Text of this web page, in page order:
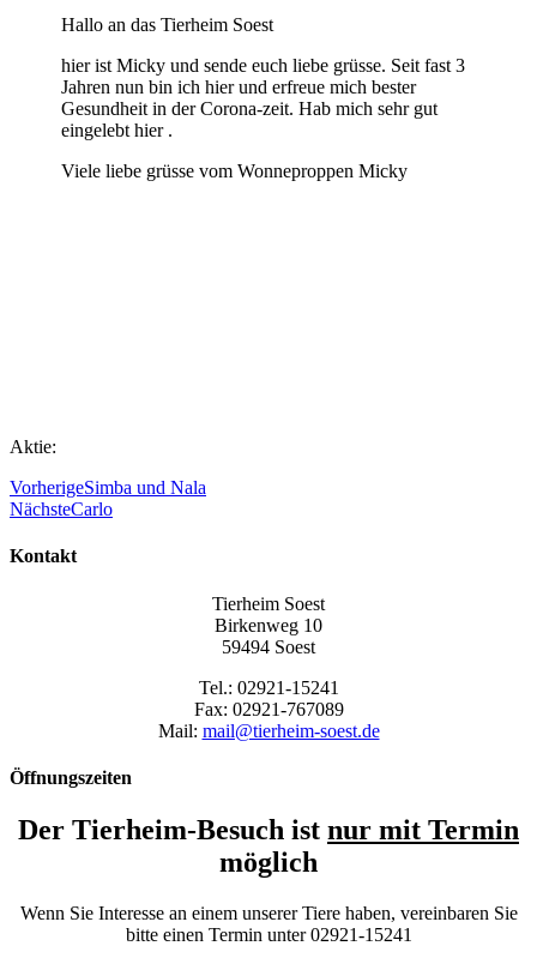
Hallo an das Tierheim Soest
hier ist Micky und sende euch liebe grüsse. Seit fast 3
Jahren nun bin ich hier und erfreue mich bester
Gesundheit in der Corona-zeit. Hab mich sehr gut
eingelebt hier .
Viele liebe grüsse vom Wonneproppen Micky
Aktie:
VorherigeSimba und Nala
NächsteCarlo
Kontakt
Tierheim Soest
Birkenweg 10
59494 Soest
Tel.: 02921-15241
Fax: 02921-767089
Mail: mail@tierheim-soest.de
Öffnungszeiten
Der Tierheim-Besuch ist nur mit Termin
möglich
Wenn Sie Interesse an einem unserer Tiere haben, vereinbaren Sie
bitte einen Termin unter 02921-15241